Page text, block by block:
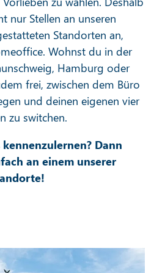
nur Stellen an unseren
Standorten an,
Wohnst du in der
Hamburg oder
frei, zwischen dem Büro
und deinen eigenen vier
zu switchen.
Dann
an einem unserer